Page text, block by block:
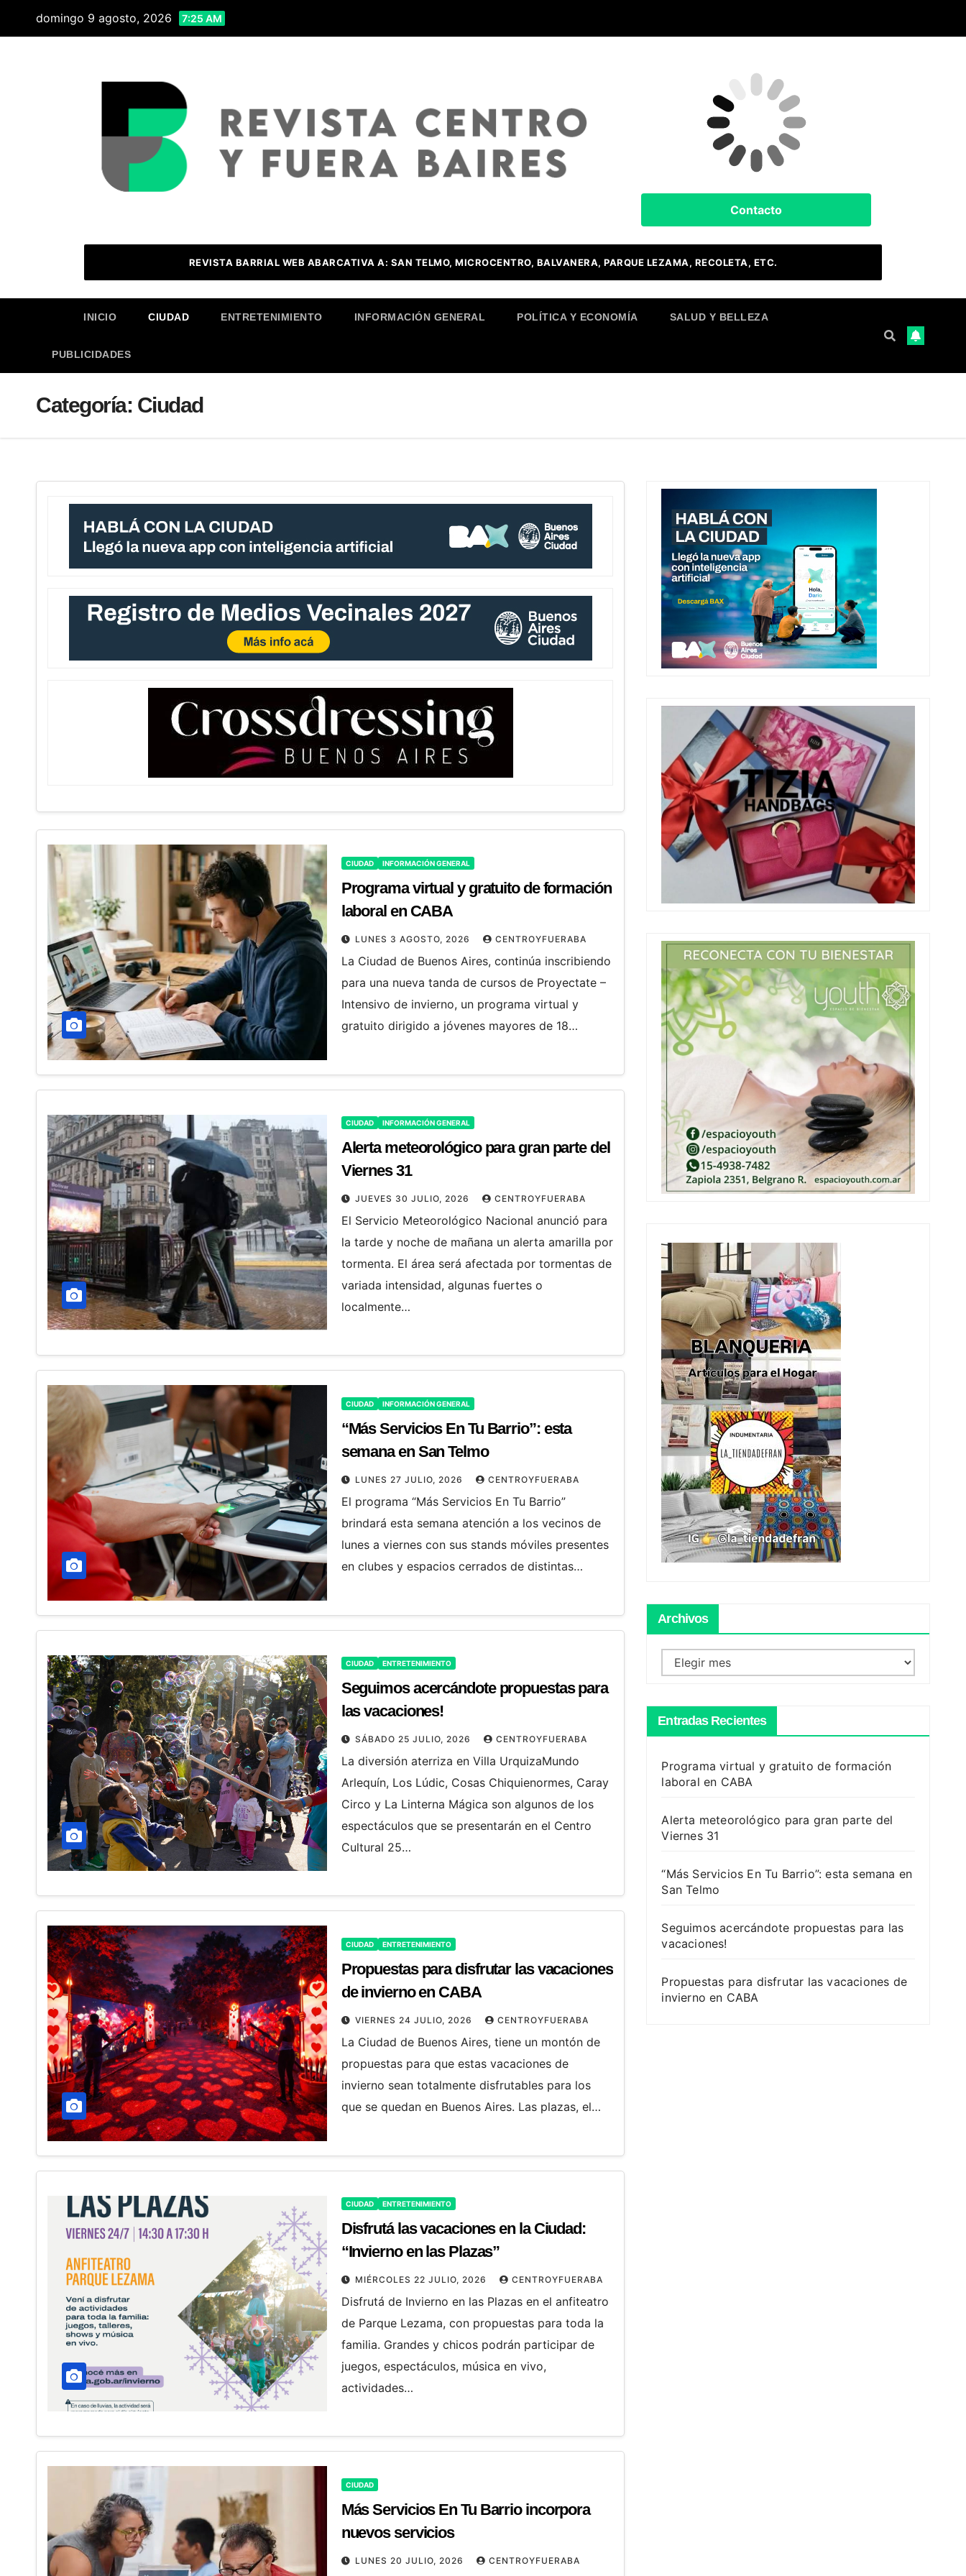
domingo 9 agosto, 2026 7:25 AM
Buenos Aires, AR
6°C
Cielo Claro
Contacto
REVISTA BARRIAL WEB ABARCATIVA A: SAN TELMO, MICROCENTRO, BALVANERA, PARQUE LEZAMA, RECOLETA, ETC.
INICIO CIUDAD ENTRETENIMIENTO INFORMACIÓN GENERAL POLÍTICA Y ECONOMÍA SALUD Y BELLEZA
PUBLICIDADES
Categoría: Ciudad
CIUDAD INFORMACIÓN GENERAL
Programa virtual y gratuito de formación
laboral en CABA
LUNES 3 AGOSTO, 2026 CENTROYFUERABA
La Ciudad de Buenos Aires, continúa inscribiendo
para una nueva tanda de cursos de Proyectate –
Intensivo de invierno, un programa virtual y
gratuito dirigido a jóvenes mayores de 18…
CIUDAD INFORMACIÓN GENERAL
Alerta meteorológico para gran parte del
Viernes 31
JUEVES 30 JULIO, 2026 CENTROYFUERABA
El Servicio Meteorológico Nacional anunció para
la tarde y noche de mañana un alerta amarilla por
tormenta. El área será afectada por tormentas de
variada intensidad, algunas fuertes o
localmente…
CIUDAD INFORMACIÓN GENERAL
“Más Servicios En Tu Barrio”: esta
semana en San Telmo
LUNES 27 JULIO, 2026 CENTROYFUERABA
El programa “Más Servicios En Tu Barrio”
brindará esta semana atención a los vecinos de
lunes a viernes con sus stands móviles presentes
en clubes y espacios cerrados de distintas…
CIUDAD ENTRETENIMIENTO
Seguimos acercándote propuestas para
las vacaciones!
SÁBADO 25 JULIO, 2026 CENTROYFUERABA
La diversión aterriza en Villa UrquizaMundo
Arlequín, Los Lúdic, Cosas Chiquienormes, Caray
Circo y La Linterna Mágica son algunos de los
espectáculos que se presentarán en el Centro
Cultural 25…
CIUDAD ENTRETENIMIENTO
Propuestas para disfrutar las vacaciones
de invierno en CABA
VIERNES 24 JULIO, 2026 CENTROYFUERABA
La Ciudad de Buenos Aires, tiene un montón de
propuestas para que estas vacaciones de
invierno sean totalmente disfrutables para los
que se quedan en Buenos Aires. Las plazas, el…
CIUDAD ENTRETENIMIENTO
Disfrutá las vacaciones en la Ciudad:
“Invierno en las Plazas”
MIÉRCOLES 22 JULIO, 2026 CENTROYFUERABA
Disfrutá de Invierno en las Plazas en el anfiteatro
de Parque Lezama, con propuestas para toda la
familia. Grandes y chicos podrán participar de
juegos, espectáculos, música en vivo,
actividades…
CIUDAD
Más Servicios En Tu Barrio incorpora
nuevos servicios
LUNES 20 JULIO, 2026 CENTROYFUERABA
Archivos
Archivos
Entradas Recientes
Programa virtual y gratuito de formación
laboral en CABA
Alerta meteorológico para gran parte del
Viernes 31
“Más Servicios En Tu Barrio”: esta semana en
San Telmo
Seguimos acercándote propuestas para las
vacaciones!
Propuestas para disfrutar las vacaciones de
invierno en CABA